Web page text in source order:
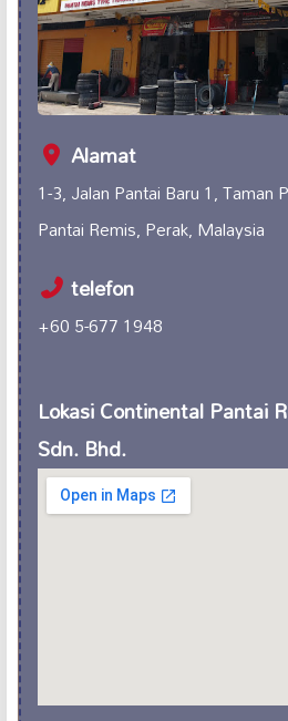
Alamat
1-3, Jalan Pantai Baru 1, Taman
Pantai Remis, Perak, Malaysia
telefon
+60 5-677 1948
Lokasi Continental Pantai
Sdn. Bhd.